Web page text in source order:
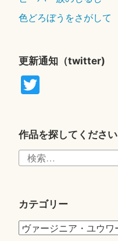
色どろぼうをさがして
更新通知（twitter)
T
r
作品を探してください
カテゴリー
カ